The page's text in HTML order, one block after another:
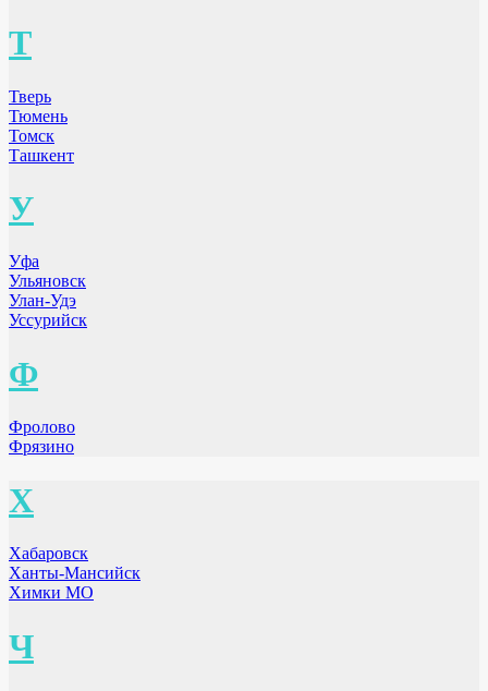
Т
Тверь
Тюмень
Томск
Ташкент
У
Уфа
Ульяновск
Улан-Удэ
Уссурийск
Ф
Фролово
Фрязино
Х
Хабаровск
Ханты-Мансийск
Химки МО
Ч